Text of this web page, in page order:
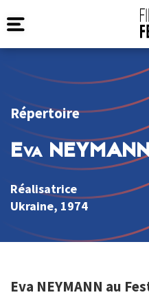
Répertoire
Eva
Réalisatrice
Ukraine, 1974
Eva NEYMANN au